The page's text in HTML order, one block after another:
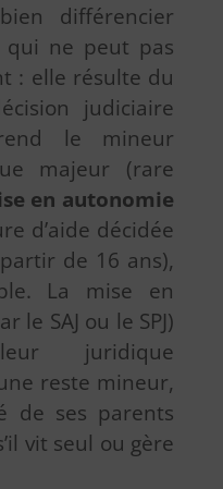
différencier
qui ne peut pas
: elle résulte du
judiciaire
le mineur
majeur (rare
en autonomie
d’aide décidée
de 16 ans),
La mise en
le SAJ ou le SPJ)
juridique
reste mineur,
de ses parents
vit seul ou gère